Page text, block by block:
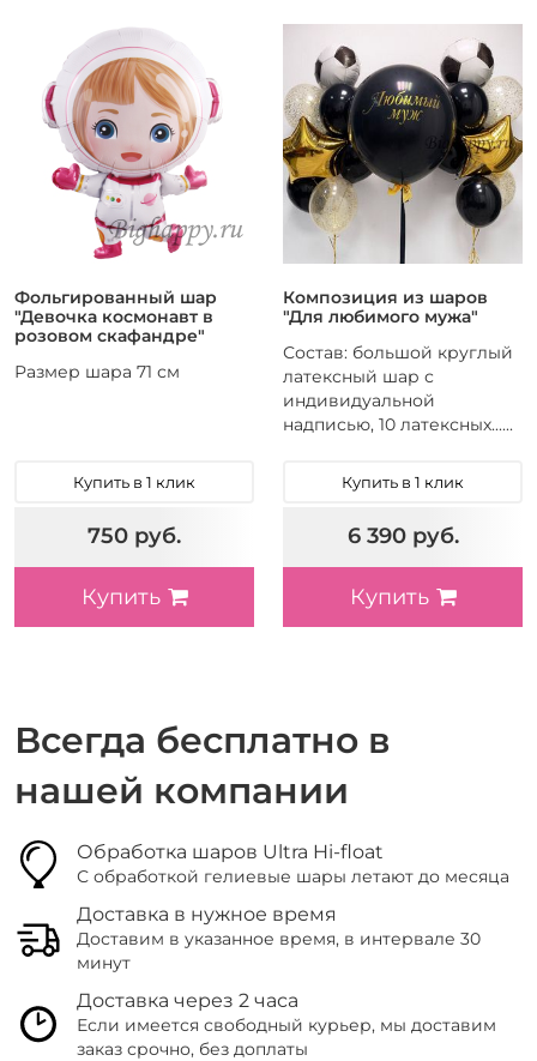
Фольгированный шар
"Девочка космонавт в
розовом скафандре"
Размер шара 71 см
Купить в 1 клик
750 руб.
Купить
Композиция из шаров
"Для любимого мужа"
Состав: большой круглый
латексный шар с
индивидуальной
надписью, 10 латексных......
Купить в 1 клик
6 390 руб.
Купить
Всегда бесплатно в
нашей компании
Обработка шаров Ultra Hi-float
С обработкой гелиевые шары летают до месяца
Доставка в нужное время
Доставим в указанное время, в интервале 30
минут
Доставка через 2 часа
Если имеется свободный курьер, мы доставим
заказ срочно, без доплаты